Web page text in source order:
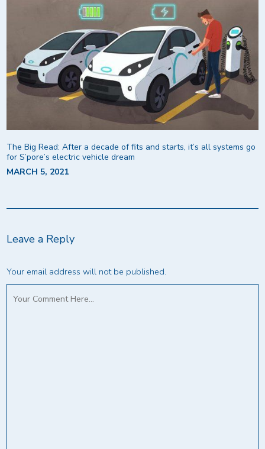
The Big Read: After a decade of fits and starts, it’s all systems go
for S’pore’s electric vehicle dream
MARCH 5, 2021
Leave a Reply
Your email address will not be published.